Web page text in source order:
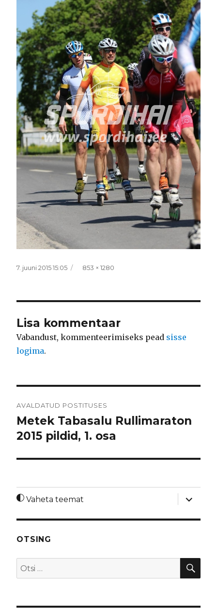
Postitatud
7. juuni 2015 15:05 Täissuurus
853 × 1280
Lisa kommentaar
Vabandust, kommenteerimiseks pead sisse
logima.
AVALDATUD POSTITUSES
Metek Tabasalu Rullimaraton
2015 pildid, 1. osa
Vaheta teemat
laienda
OTSING
Otsi: